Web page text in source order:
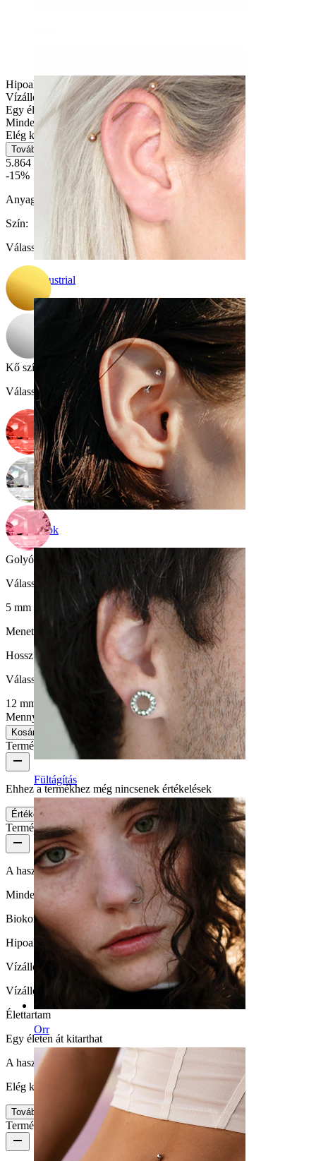
Industrial
Rook
Fültágítás
Orr
Hipoallergén
Vízálló
Egy életen át kitarthat
Mindennapi használat
Elég könnyű
Tovább
5.864 Ft
6.899 Ft
-15%
Anyag:
Titán
Szín:
Válasszon Szín
Kő színe
Válasszon Kő színe
Golyóméret
Válasszon Golyóméret
5 mm
Menetvastagság:
1,6 mm
Hossz:
Válasszon Hossz
12 mm
14 mm
Mennyiség: 1
Kosárba
Termékértékelések
Ehhez a termékhez még nincsenek értékelések
Értékelés írása
Termékminőség
A használat gyakorisága
Mindennapi használat
Biokompatibilitás
Hipoallergén
Vízállóság
Vízálló
Élettartam
Egy életen át kitarthat
A használat egyszerűsége
Elég könnyű
Tovább
Termék részletei